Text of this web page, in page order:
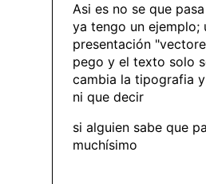
Asi es no se que
ya tengo un ejemplo;
presentación
pego y el texto solo
cambia la tipografia
ni que decir
si alguien sabe que
muchísimo